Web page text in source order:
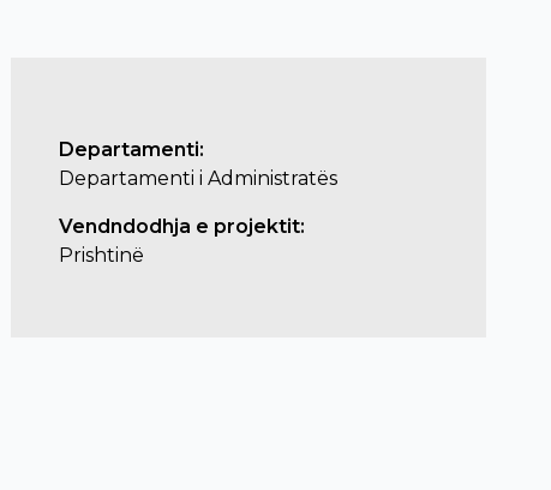
Departamenti:
Departamenti i Administratës
Vendndodhja e projektit:
Prishtinë